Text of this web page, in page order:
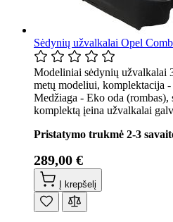
Sėdynių užvalkalai Opel
Modeliniai sėdynių užvalkalai
metų modeliui, komplektacija -
Medžiaga - Eko oda (rombas),
komplektą įeina užvalkalai
Pristatymo trukmė 2-3
289,00 €
Į krepšelį